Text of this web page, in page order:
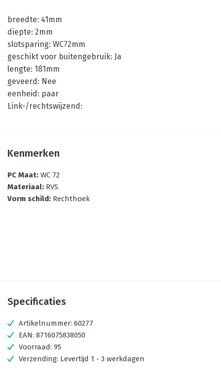
breedte: 41mm
diepte: 2mm
slotsparing: WC72mm
geschikt voor buitengebruik: Ja
lengte: 181mm
geveerd: Nee
eenheid: paar
Link-/rechtswijzend:
Kenmerken
PC Maat: WC 72
Materiaal: RVS
Vorm schild: Rechthoek
Specificaties
Artikelnummer: 60277
EAN: 8716075838050
Voorraad: 95
Verzending: Levertijd 1 - 3 werkdagen